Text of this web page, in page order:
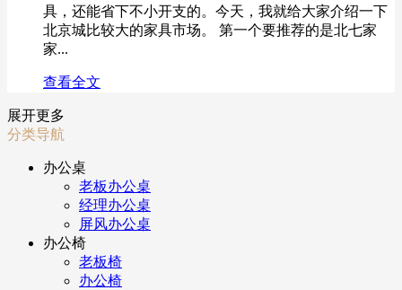
具，还能省下不小开支的。今天，我就给大家介绍一下
北京城比较大的家具市场。 第一个要推荐的是北七家
家...
查看全文
展开更多
分类导航
办公桌
老板办公桌
经理办公桌
屏风办公桌
办公椅
老板椅
办公椅